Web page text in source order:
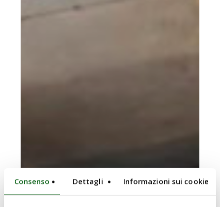
Consenso Dettagli Informazioni sui cookie